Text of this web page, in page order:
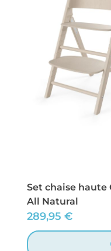
Set chaise haute
All Natural
289,95 €